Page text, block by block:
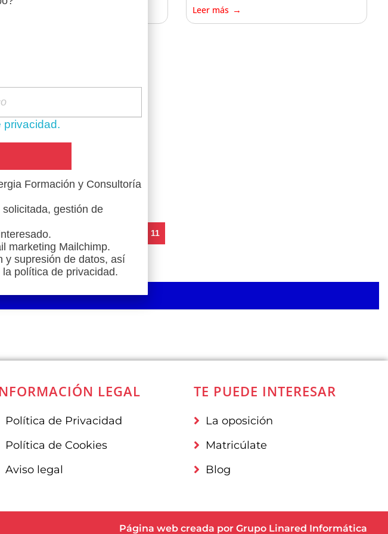
más Leer más
Primero 11
LEGAL
Política de Privacidad
Política de Cookies
Aviso legal
TE PUEDE INTERESAR
La oposición
Matricúlate
Blog
Página web creada por Grupo Linared Informática
privacidad.
Formación y Consultoría
gestión de
marketing Mailchimp.
y supresión de datos, así
política de privacidad.